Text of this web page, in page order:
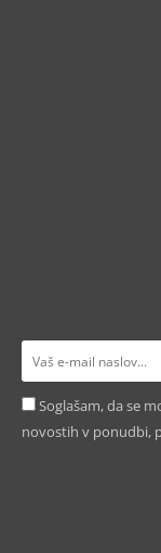
Soglašam, da se
novostih v ponudbi,